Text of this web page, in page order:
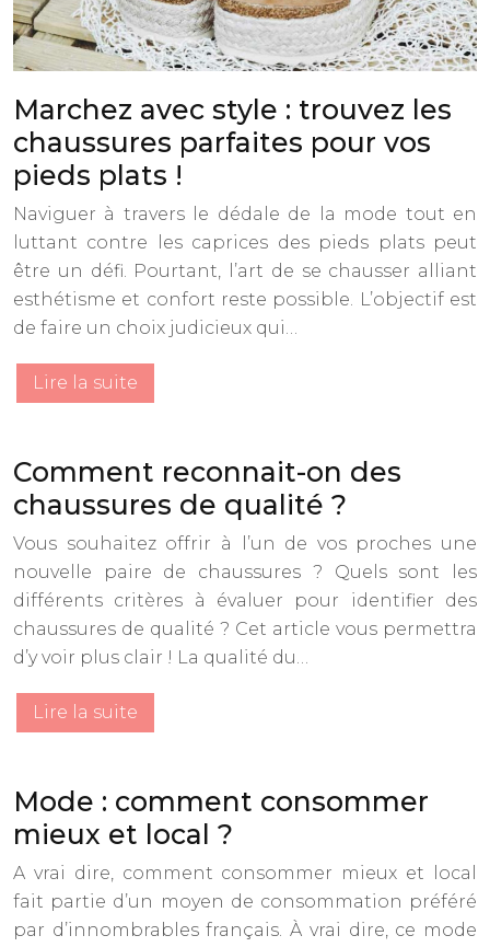
Marchez avec style : trouvez les
chaussures parfaites pour vos
pieds plats !
Naviguer à travers le dédale de la mode tout en
luttant contre les caprices des pieds plats peut
être un défi. Pourtant, l’art de se chausser alliant
esthétisme et confort reste possible. L’objectif est
de faire un choix judicieux qui…
Lire la suite
Comment reconnait-on des
chaussures de qualité ?
Vous souhaitez offrir à l’un de vos proches une
nouvelle paire de chaussures ? Quels sont les
différents critères à évaluer pour identifier des
chaussures de qualité ? Cet article vous permettra
d’y voir plus clair ! La qualité du…
Lire la suite
Mode : comment consommer
mieux et local ?
A vrai dire, comment consommer mieux et local
fait partie d’un moyen de consommation préféré
par d’innombrables français. À vrai dire, ce mode